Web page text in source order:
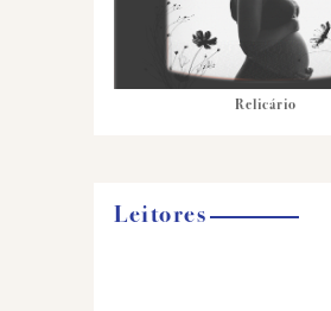
Relicário
Leitores